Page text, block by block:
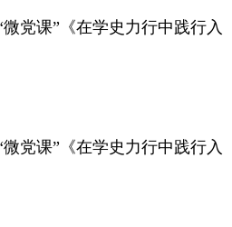
党课”《在学史力行中践行入
党课”《在学史力行中践行入